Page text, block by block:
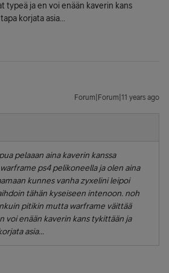
typeä ja en voi enään kaverin kans
korjata asia...
Forum|Forum|11 years ago
pelaaan aina kaverin kanssa
ps4 pelikoneella ja olen aina
kunnes vanha zyxelini leipoi
tähän kyseiseen intenoon. noh
pitikin mutta warframe väittää
voi enään kaverin kans tykittään ja
asia...